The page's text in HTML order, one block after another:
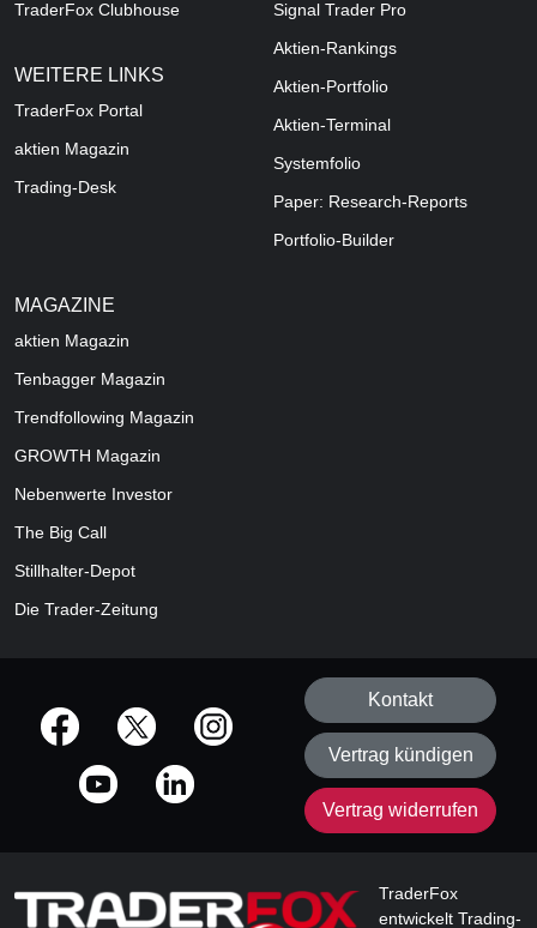
TraderFox Clubhouse
WEITERE LINKS
TraderFox Portal
aktien Magazin
Trading-Desk
Signal Trader Pro
Aktien-Rankings
Aktien-Portfolio
Aktien-Terminal
Systemfolio
Paper: Research-Reports
Portfolio-Builder
MAGAZINE
aktien Magazin
Tenbagger Magazin
Trendfollowing Magazin
GROWTH Magazin
Nebenwerte Investor
The Big Call
Stillhalter-Depot
Die Trader-Zeitung
offizielle Social Media-Accounts
Kontakt
Vertrag kündigen
Vertrag widerrufen
TraderFox
entwickelt Trading-